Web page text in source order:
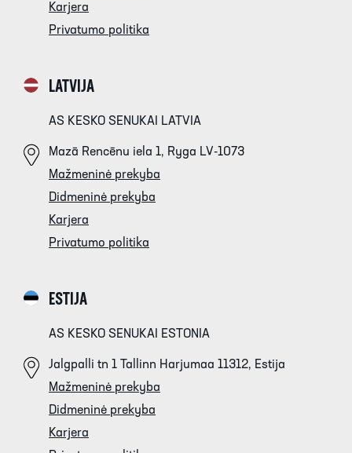
Karjera
Privatumo politika
LATVIJA
AS KESKO SENUKAI LATVIA
Mazā Rencēnu iela 1, Ryga LV-1073
Mažmeninė prekyba
Didmeninė prekyba
Karjera
Privatumo politika
ESTIJA
AS KESKO SENUKAI ESTONIA
Jalgpalli tn 1 Tallinn Harjumaa 11312, Estija
Mažmeninė prekyba
Didmeninė prekyba
Karjera